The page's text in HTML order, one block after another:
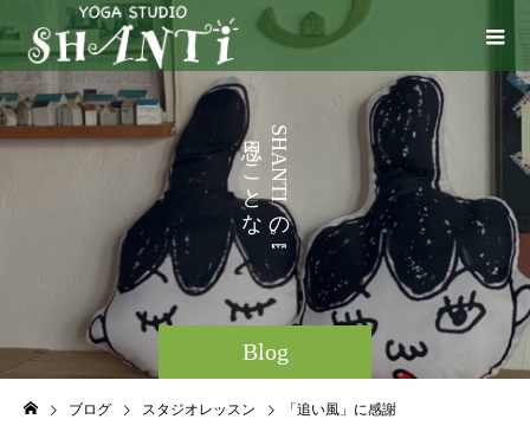
Blog
S
H
A
N
T
I
の
。
う
こ
と
な
ど
い
ろ
い
ブログ スタジオレッスン 「追い風」に感謝